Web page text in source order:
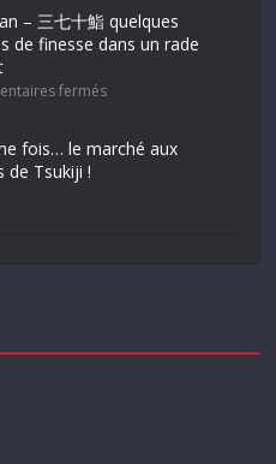
– 三七十鮨 quelques
de finesse dans un rade
fermés
fois… le marché aux
de Tsukiji !